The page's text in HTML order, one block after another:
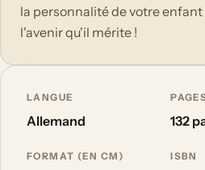
la personnalité de votre
l'avenir qu'il mérite !
LANGUE
Allemand 132
FORMAT (EN CM) ISBN